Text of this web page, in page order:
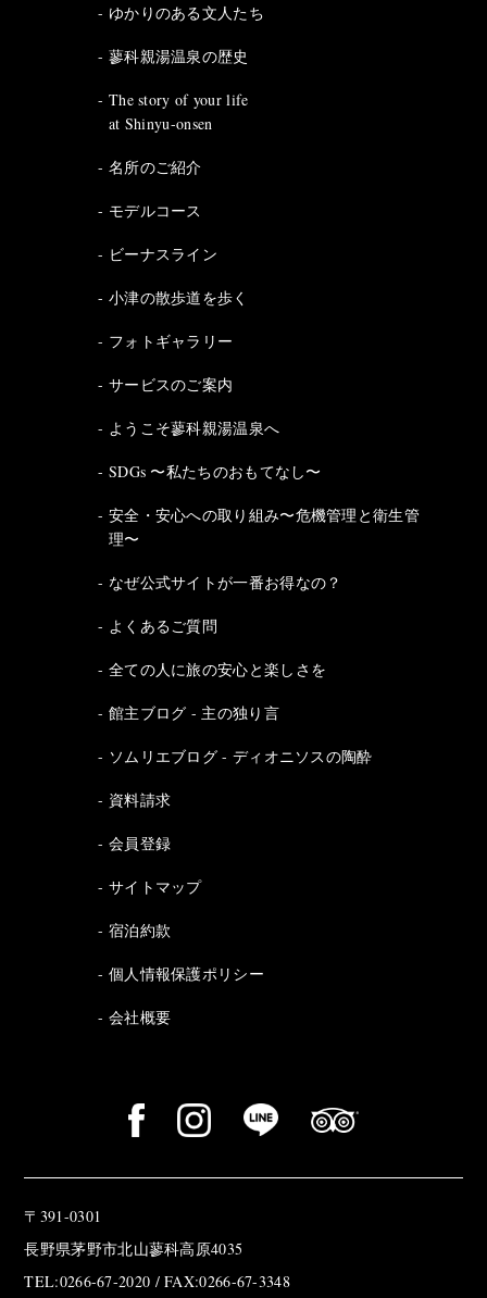
ゆかりのある文人たち
蓼科親湯温泉の歴史
The story of your life
at Shinyu-onsen
名所のご紹介
モデルコース
ビーナスライン
小津の散歩道を歩く
フォトギャラリー
サービスのご案内
ようこそ蓼科親湯温泉へ
SDGs 〜私たちのおもてなし〜
安全・安心への取り組み〜危機管理と衛生管
理〜
なぜ公式サイトが一番お得なの？
よくあるご質問
全ての人に旅の安心と楽しさを
館主ブログ - 主の独り言
ソムリエブログ - ディオニソスの陶酔
資料請求
会員登録
サイトマップ
宿泊約款
個人情報保護ポリシー
会社概要
〒391-0301
長野県茅野市北山蓼科高原4035
TEL:0266-67-2020 / FAX:0266-67-3348